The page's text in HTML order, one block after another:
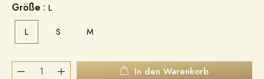
Größe : L
L S M
In den Warenkorb